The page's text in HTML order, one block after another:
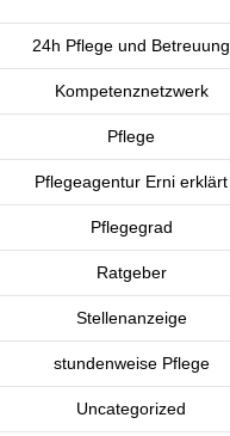
24h Pflege und Betreuung
Kompetenznetzwerk
Pflege
Pflegeagentur Erni erklärt
Pflegegrad
Ratgeber
Stellenanzeige
stundenweise Pflege
Uncategorized